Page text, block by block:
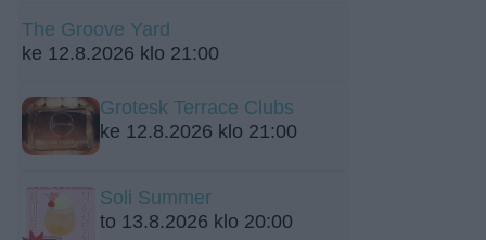
The Groove Yard
ke 12.8.2026 klo 21:00
Grotesk Terrace Clubs
ke 12.8.2026 klo 21:00
Soli Summer
to 13.8.2026 klo 20:00